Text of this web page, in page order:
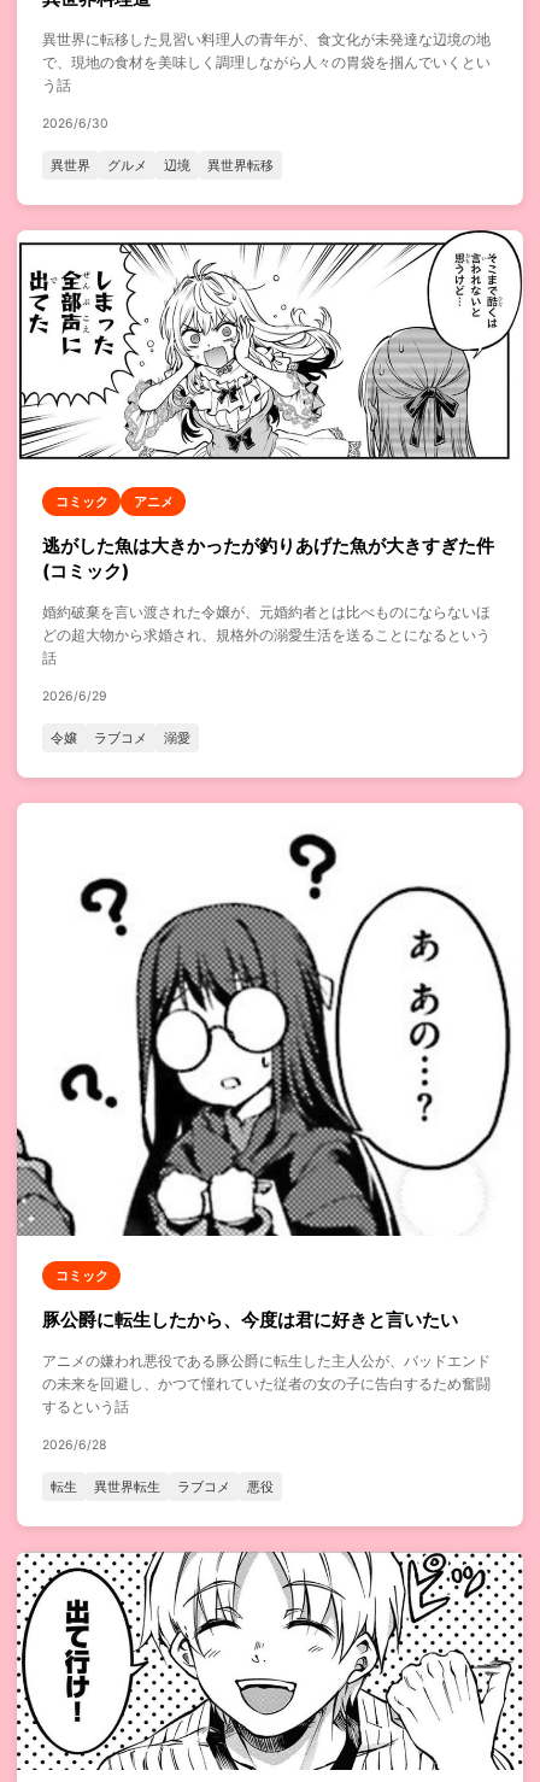
異世界に転移した見習い料理人の青年が、食文化が未発達な辺境の地
で、現地の食材を美味しく調理しながら人々の胃袋を掴んでいくとい
う話
2026/6/30
異世界 グルメ 辺境 異世界転移
コミック アニメ
逃がした魚は大きかったが釣りあげた魚が大きすぎた件
(コミック)
婚約破棄を言い渡された令嬢が、元婚約者とは比べものにならないほ
どの超大物から求婚され、規格外の溺愛生活を送ることになるという
話
2026/6/29
令嬢 ラブコメ 溺愛
コミック
豚公爵に転生したから、今度は君に好きと言いたい
アニメの嫌われ悪役である豚公爵に転生した主人公が、バッドエンド
の未来を回避し、かつて憧れていた従者の女の子に告白するため奮闘
するという話
2026/6/28
転生 異世界転生 ラブコメ 悪役